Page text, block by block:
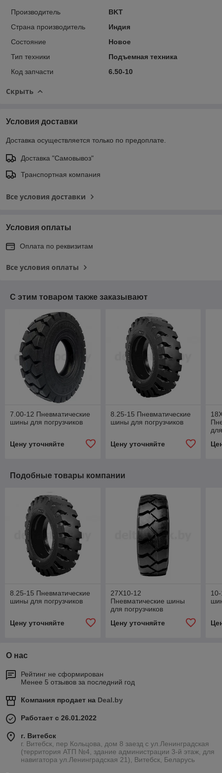
Производитель
BKT
Страна производитель
Индия
Состояние
Новое
Тип техники
Подъемная техника
Код запчасти
6.50-10
Скрыть
Условия доставки
Доставка осуществляется только по предоплате.
Доставка "Самовывоз"
Транспортная компания
Все условия доставки
Условия оплаты
Оплата по реквизитам
Все условия оплаты
С этим товаром также заказывают
7.00-12 Пневматические
шины для погрузчиков
Цену уточняйте
8.25-15 Пневматические
шины для погрузчиков
Цену уточняйте
Подобные товары компании
8.25-15 Пневматические
шины для погрузчиков
Цену уточняйте
27X10-12
Пневматические шины
для погрузчиков
Цену уточняйте
О нас
Рейтинг не сформирован
Менее 5 отзывов за последний год
Компания продает на Deal.by
Работает с 26.01.2022
г. Витебск
г. Витебск, пер Кольцова, дом 8 заезд с ул.Ленинградская
(территория АТП №4, здание администрации 3-й этаж, для
навигатора ул.Ленинградская 21), Витебск, Беларусь